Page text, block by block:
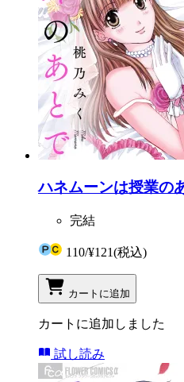
ハネムーンは授業の
完結
110/¥121(税込)
カートに追加
カートに追加しました
試し読み